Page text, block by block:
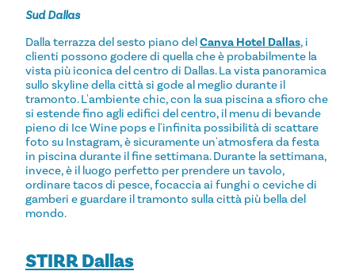
Sud Dallas
Dalla terrazza del sesto piano del Canva Hotel Dallas, i
clienti possono godere di quella che è probabilmente la
vista più iconica del centro di Dallas. La vista panoramica
sullo skyline della città si gode al meglio durante il
tramonto. L'ambiente chic, con la sua piscina a sfioro che
si estende fino agli edifici del centro, il menu di bevande
pieno di Ice Wine pops e l'infinita possibilità di scattare
foto su Instagram, è sicuramente un'atmosfera da festa
in piscina durante il fine settimana. Durante la settimana,
invece, è il luogo perfetto per prendere un tavolo,
ordinare tacos di pesce, focaccia ai funghi o ceviche di
gamberi e guardare il tramonto sulla città più bella del
mondo.
STIRR Dallas